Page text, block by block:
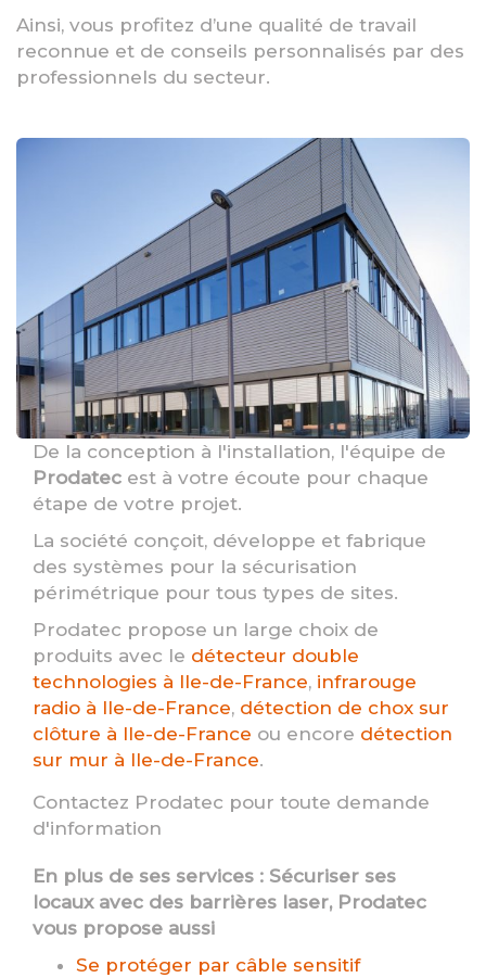
Ainsi, vous profitez d’une qualité de travail
reconnue et de conseils personnalisés par des
professionnels du secteur.
De la conception à l'installation, l'équipe de
Prodatec est à votre écoute pour chaque
étape de votre projet.
La société conçoit, développe et fabrique
des systèmes pour la sécurisation
périmétrique pour tous types de sites.
Prodatec propose un large choix de
produits avec le détecteur double
technologies à Ile-de-France, infrarouge
radio à Ile-de-France, détection de chox sur
clôture à Ile-de-France ou encore détection
sur mur à Ile-de-France.
Contactez Prodatec pour toute demande
d'information
En plus de ses services : Sécuriser ses
locaux avec des barrières laser, Prodatec
vous propose aussi
Se protéger par câble sensitif